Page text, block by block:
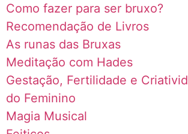
Como fazer para ser bruxo?
Recomendação de Livros
As runas das Bruxas
Meditação com Hades
Gestação, Fertilidade e
do Feminino
Magia Musical